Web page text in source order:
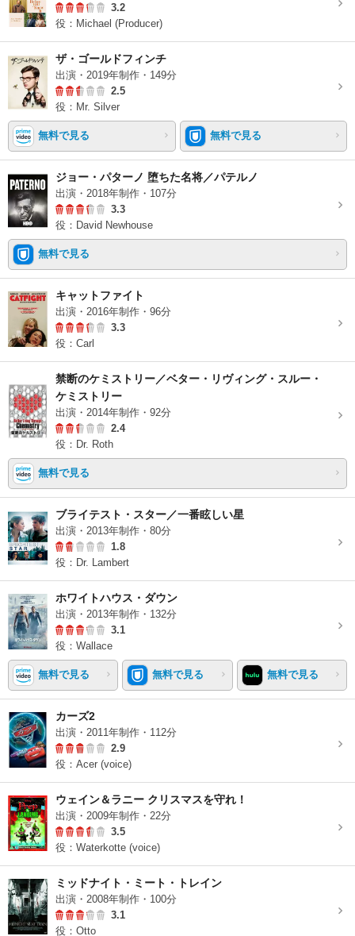
3.2
役：Michael (Producer)
ザ・ゴールドフィンチ
出演・2019年制作・149分
2.5
役：Mr. Silver
無料で見る 無料で見る
ジョー・パターノ 堕ちた名将／パテルノ
出演・2018年制作・107分
3.3
役：David Newhouse
無料で見る
キャットファイト
出演・2016年制作・96分
3.3
役：Carl
禁断のケミストリー／ベター・リヴィング・スルー・
ケミストリー
出演・2014年制作・92分
2.4
役：Dr. Roth
無料で見る
ブライテスト・スター／一番眩しい星
出演・2013年制作・80分
1.8
役：Dr. Lambert
ホワイトハウス・ダウン
出演・2013年制作・132分
3.1
役：Wallace
無料で見る 無料で見る 無料で見る
カーズ2
出演・2011年制作・112分
2.9
役：Acer (voice)
ウェイン＆ラニー クリスマスを守れ！
出演・2009年制作・22分
3.5
役：Waterkotte (voice)
ミッドナイト・ミート・トレイン
出演・2008年制作・100分
3.1
役：Otto